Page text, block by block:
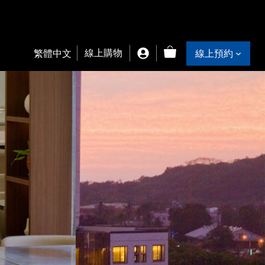
繁體中文 線上購物 線上預約